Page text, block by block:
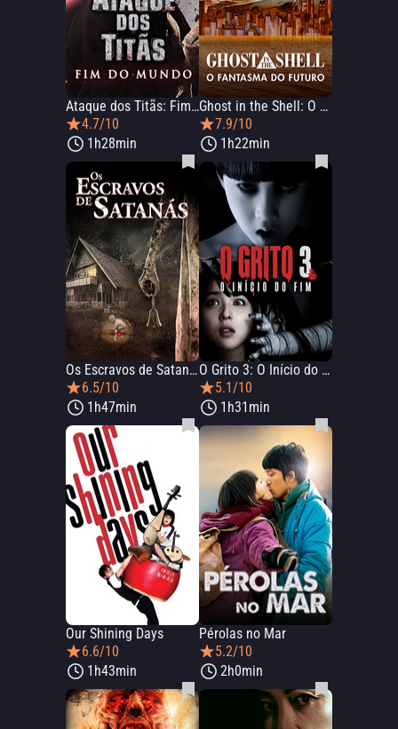
Ataque dos Titãs: Fim do Mundo
4.7/10
1h28min
Ghost in the Shell: O Fantasma do Futuro
7.9/10
1h22min
Os Escravos de Satanás
6.5/10
1h47min
O Grito 3: O Início do Fim
5.1/10
1h31min
Our Shining Days
6.6/10
1h43min
Pérolas no Mar
5.2/10
2h0min